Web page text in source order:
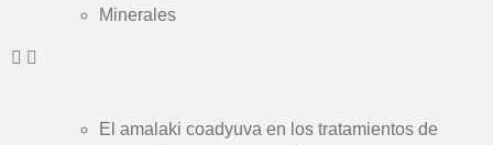
Minerales
El amalaki coadyuva en los tratamientos de